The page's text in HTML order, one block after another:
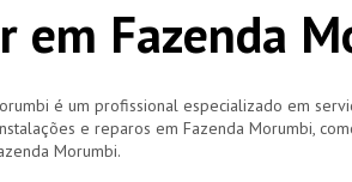
em Fazenda
é um profissional especializado em
e reparos em Fazenda Morumbi,
Morumbi.